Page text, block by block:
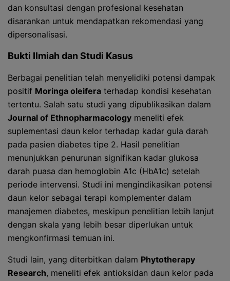
dan konsultasi dengan profesional kesehatan
disarankan untuk mendapatkan rekomendasi yang
dipersonalisasi.
Bukti Ilmiah dan Studi Kasus
Berbagai penelitian telah menyelidiki potensi dampak
positif Moringa oleifera terhadap kondisi kesehatan
tertentu. Salah satu studi yang dipublikasikan dalam
Journal of Ethnopharmacology meneliti efek
suplementasi daun kelor terhadap kadar gula darah
pada pasien diabetes tipe 2. Hasil penelitian
menunjukkan penurunan signifikan kadar glukosa
darah puasa dan hemoglobin A1c (HbA1c) setelah
periode intervensi. Studi ini mengindikasikan potensi
daun kelor sebagai terapi komplementer dalam
manajemen diabetes, meskipun penelitian lebih lanjut
dengan skala yang lebih besar diperlukan untuk
mengkonfirmasi temuan ini.
Studi lain, yang diterbitkan dalam Phytotherapy
Research, meneliti efek antioksidan daun kelor pada